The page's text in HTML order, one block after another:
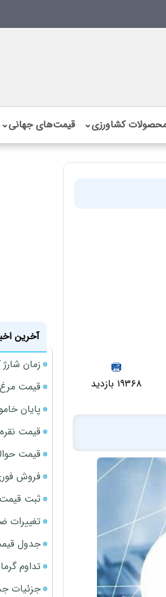
کشاورزی⌄ قیمت‌های جهانی⌄
۱۹۳۶۸ بازدید
آخرین
زمان شارژ
قیمت مرغ
پایان
قیمت نقره
قیمت حواله
فروش
ثبت قیمت در
تغییرات
جدول قیمت
تداوم
جزئیات